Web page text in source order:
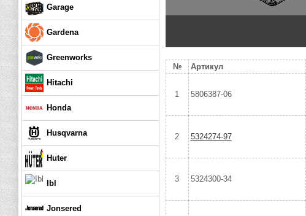
Garage
Gardena
Greenworks
Hitachi
Honda
Husqvarna
Huter
Ibl
Jonsered
№ Артикул
1 5806387-06
2 5324274-97
3 5324300-34